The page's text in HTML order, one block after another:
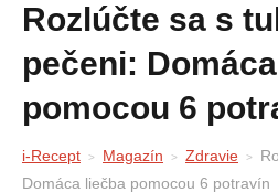
Rozlúčte sa s tukom v
pečeni:
pomocou 6
i-Recept Magazín Zdravie
Domáca liečba pomocou 6 potravín